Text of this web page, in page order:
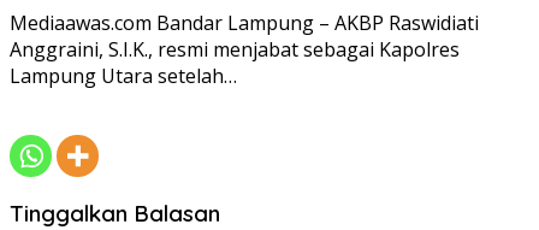
Mediaawas.com Bandar Lampung – AKBP Raswidiati
Anggraini, S.I.K., resmi menjabat sebagai Kapolres
Lampung Utara setelah…
Tinggalkan Balasan